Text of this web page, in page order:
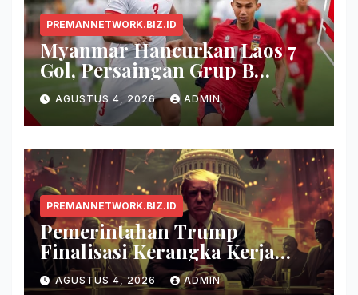
PREMANNETWORK.BIZ.ID
Myanmar Hancurkan Laos 7
Gol, Persaingan Grup B
Memanas!
AGUSTUS 4, 2026 ADMIN
PREMANNETWORK.BIZ.ID
Pemerintahan Trump
Finalisasi Kerangka Kerja
Evaluasi Model AI Baru
AGUSTUS 4, 2026 ADMIN